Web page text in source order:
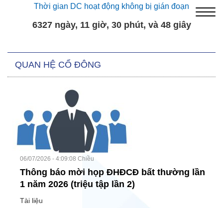
Thời gian DC hoạt động không bị gián đoạn
6327 ngày, 11 giờ, 30 phút, và 49 giây
QUAN HỆ CỔ ĐÔNG
06/07/2026 - 4:09:08 Chiều
Thông báo mời họp ĐHĐCĐ bất thường lần
1 năm 2026 (triệu tập lần 2)
Tài liệu